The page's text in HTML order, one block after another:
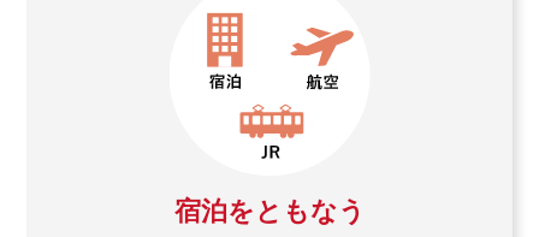
宿泊をともなう